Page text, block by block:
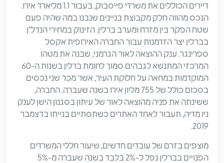
דיירים הכוללים את משרדי פייסבוק, בעבור 1.1 מליארד אירו.
הנכס מהווה חלק מקבוצת בניינים שנבנו במה שהיה פעם
שטח הפקר בין מזרח ומערב ברלין. הזינוק במחירי הנדל"ן
בברלין יצר הזדמנות עבור החברה האירופית אקסל
ספרינגר. ענק ההוצאה לאור הגרמני, שבנה את מטהו
המרכזי המתנשא לגבהים סמוך לחומת ברלין בשנות ה-60
המוקדמות במחאה על חלוקת העיר, אשר מכר שני נכסים
בסכום כולל של 755 מליון אירו בשנה שעברה. החברה,
ששינתה את פניה מהוצאה לאור של עיתון בסגנון הישן לענק
ניו מדיה, תעבור לאחד האתרים כשתסתיים בנייתו בדצמבר
2019.
מוצפים בזרם של עובדים חדשים, שיעור חללי המשרדים
הפנויים בברלין נפל ל-2% בלבד בשנה שעברה מ-5%